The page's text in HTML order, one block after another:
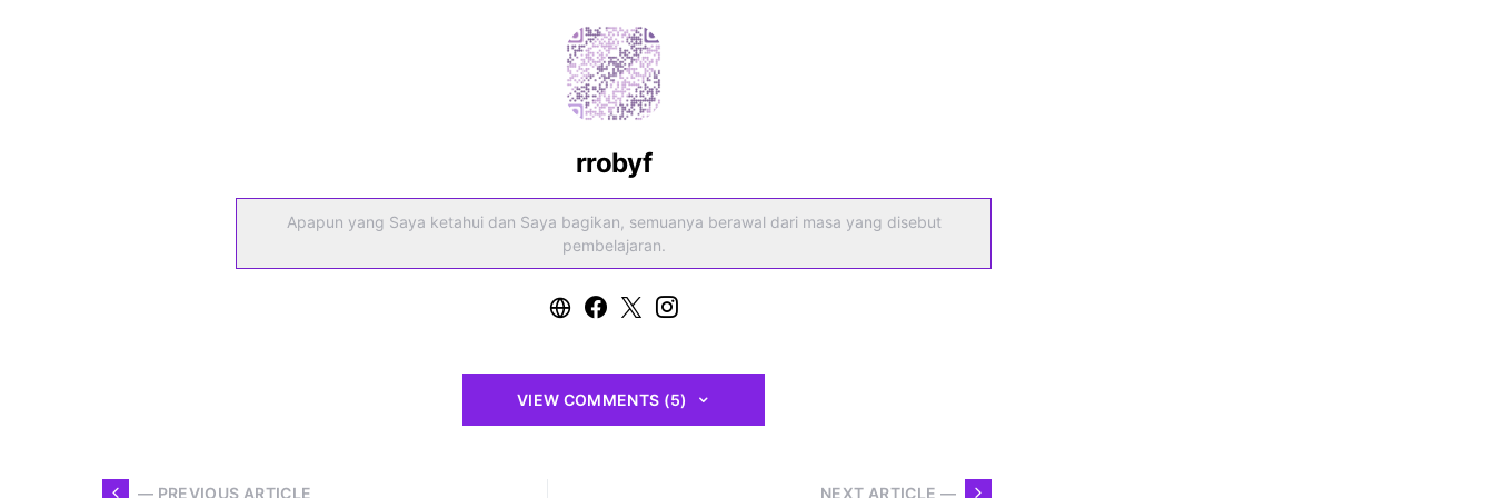
rrobyf
Apapun yang Saya ketahui dan Saya bagikan, semuanya berawal dari masa yang disebut
pembelajaran.
VIEW COMMENTS (5)
— PREVIOUS ARTICLE NEXT ARTICLE —